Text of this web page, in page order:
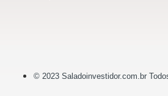
© 2023 Saladoinvestidor.com.br